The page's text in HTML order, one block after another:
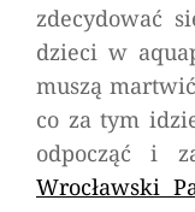
zdecydować
dzieci w
muszą
co za tym
odpocząć i
Wrocławski